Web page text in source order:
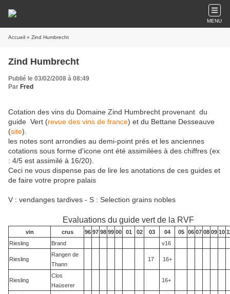
MENU
Accueil » Zind Humbrecht
Zind Humbrecht
Publié le 03/02/2008 à 08:49
Par Fred
Cotation des vins du Domaine Zind Humbrecht provenant du
guide Vert (revue des vins de france) et du Bettane Desseauve
(site).
les notes sont arrondies au demi-point prés et les anciennes
cotations sous forme d'icone ont été assimilées à des chiffres (ex
: 4/5 est assimilé à 16/20).
Ceci ne vous dispense pas de lire les anotations de ces guides et
de faire votre propre palais
V : vendanges tardives - S : Selection grains nobles
Evaluations du guide vert de la RVF
vin crus 96 97 98 99 00 01 02 03 04 05 06 07 08 09 10
Riesling
Brand v16
Riesling
Rangen de
Thann
17 16+
Riesling
Clos
Haüserer
16+